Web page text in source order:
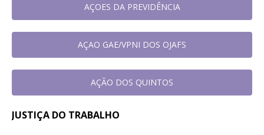
AÇOES DA PREVIDÊNCIA
AÇAO GAE/VPNI DOS OJAFS
AÇÃO DOS QUINTOS
JUSTIÇA DO TRABALHO